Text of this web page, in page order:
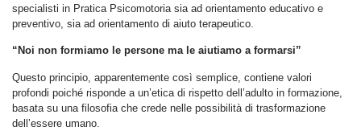
specialisti in Pratica Psicomotoria sia ad orientamento educativo e
preventivo, sia ad orientamento di aiuto terapeutico.
“Noi non formiamo le persone ma le aiutiamo a formarsi”
Questo principio, apparentemente così semplice, contiene valori
profondi poiché risponde a un’etica di rispetto dell’adulto in formazione,
basata su una filosofia che crede nelle possibilità di trasformazione
dell’essere umano.